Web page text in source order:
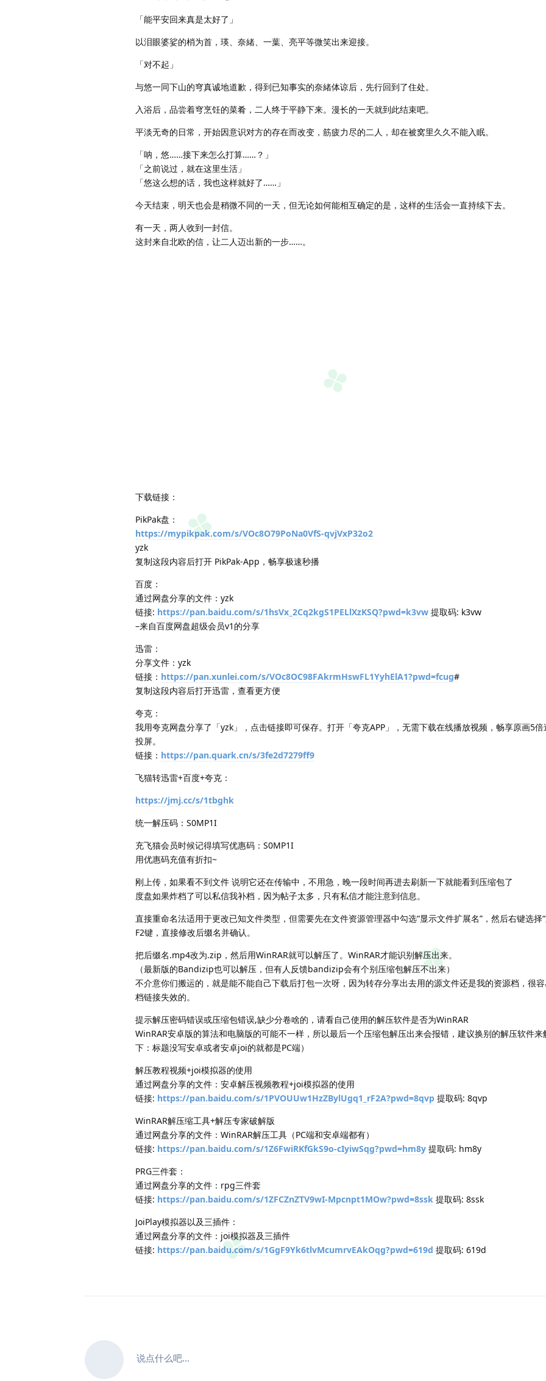
「能平安回来真是太好了」
以泪眼婆娑的梢为首，瑛、奈緒、一葉、亮平等微笑出来迎接。
「对不起」
与悠一同下山的穹真诚地道歉，得到已知事实的奈緒体谅后，先行回到了住处。
入浴后，品尝着穹烹饪的菜肴，二人终于平静下来。漫长的一天就到此结束吧。
平淡无奇的日常，开始因意识对方的存在而改变，筋疲力尽的二人，却在被窝里久久不能入眠。
「呐，悠……接下来怎么打算……？」
「之前说过，就在这里生活」
「悠这么想的话，我也这样就好了……」
今天结束，明天也会是稍微不同的一天，但无论如何能相互确定的是，这样的生活会一直持续下去。
有一天，两人收到一封信。
这封来自北欧的信，让二人迈出新的一步……。
下载链接：
PikPak盘：
https://mypikpak.com/s/VOc8O79PoNa0VfS-qvjVxP32o2
yzk
复制这段内容后打开 PikPak-App，畅享极速秒播
百度：
通过网盘分享的文件：yzk
链接: https://pan.baidu.com/s/1hsVx_2Cq2kgS1PELlXzKSQ?pwd=k3vw 提取码: k3vw
–来自百度网盘超级会员v1的分享
迅雷：
分享文件：yzk
链接： https://pan.xunlei.com/s/VOc8OC98FAkrmHswFL1YyhElA1?pwd=fcug#
复制这段内容后打开迅雷，查看更方便
夸克：
我用夸克网盘分享了「yzk」，点击链接即可保存。打开「夸克APP」，无需下载在线播放视频，畅享原画5
投屏。
链接： https://pan.quark.cn/s/3fe2d7279ff9
飞猫转迅雷+百度+夸克：
https://jmj.cc/s/1tbghk
统一解压码：S0MP1I
充飞猫会员时候记得填写优惠码：S0MP1I
用优惠码充值有折扣~
刚上传，如果看不到文件 说明它还在传输中，不用急，晚一段时间再进去刷新一下就能看到压缩包了
度盘如果炸档了可以私信我补档，因为帖子太多，只有私信才能注意到信息。
直接重命名法适用于更改已知文件类型，但需要先在文件资源管理器中勾选“显示文件扩展名”，然后右键选择
F2键，直接修改后缀名并确认。
把后缀名.mp4改为.zip，然后用WinRAR就可以解压了。WinRAR才能识别解压出来。
（最新版的Bandizip也可以解压，但有人反馈bandizip会有个别压缩包解压不出来）
不介意你们搬运的，就是能不能自己下载后打包一次呀，因为转存分享出去用的源文件还是我的资源档，很
档链接失效的。
提示解压密码错误或压缩包错误,缺少分卷啥的，请看自己使用的解压软件是否为WinRAR
WinRAR安卓版的算法和电脑版的可能不一样，所以最后一个压缩包解压出来会报错，建议换别的解压软件来
下：标题没写安卓或者安卓joi的就都是PC端）
解压教程视频+joi模拟器的使用
通过网盘分享的文件：安卓解压视频教程+joi模拟器的使用
链接: https://pan.baidu.com/s/1PVOUUw1HzZBylUgq1_rF2A?pwd=8qvp 提取码: 8qvp
WinRAR解压缩工具+解压专家破解版
通过网盘分享的文件：WinRAR解压工具（PC端和安卓端都有）
链接: https://pan.baidu.com/s/1Z6FwiRKfGkS9o-cIyiwSqg?pwd=hm8y 提取码: hm8y
PRG三件套：
通过网盘分享的文件：rpg三件套
链接: https://pan.baidu.com/s/1ZFCZnZTV9wI-Mpcnpt1MOw?pwd=8ssk 提取码: 8ssk
JoiPlay模拟器以及三插件：
通过网盘分享的文件：joi模拟器及三插件
链接: https://pan.baidu.com/s/1GgF9Yk6tlvMcumrvEAkOqg?pwd=619d 提取码: 619d
说点什么吧...